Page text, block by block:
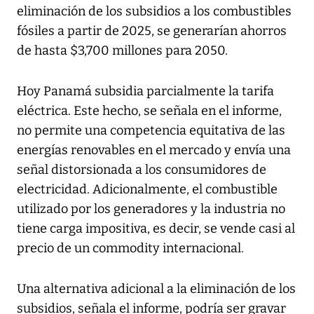
eliminación de los subsidios a los combustibles
fósiles a partir de 2025, se generarían ahorros
de hasta $3,700 millones para 2050.
Hoy Panamá subsidia parcialmente la tarifa
eléctrica. Este hecho, se señala en el informe,
no permite una competencia equitativa de las
energías renovables en el mercado y envía una
señal distorsionada a los consumidores de
electricidad. Adicionalmente, el combustible
utilizado por los generadores y la industria no
tiene carga impositiva, es decir, se vende casi al
precio de un commodity internacional.
Una alternativa adicional a la eliminación de los
subsidios, señala el informe, podría ser gravar